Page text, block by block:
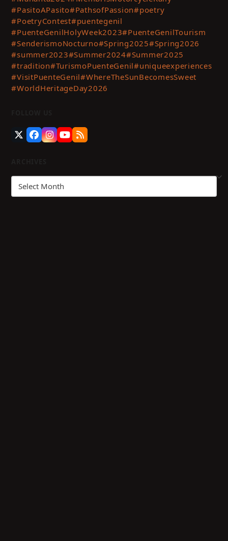
#PasitoAPasito#PathsofPassion#poetry
#PoetryContest#puentegenil
#PuenteGenilHolyWeek2023#PuenteGenilTourism
#SenderismoNocturno#Spring2025#Spring2026
#summer2023#Summer2024#Summer2025
#tradition#TurismoPuenteGenil#uniqueexperiences
#VisitPuenteGenil#WhereTheSunBecomesSweet
#WorldHeritageDay2026
TwitterFacebook
Instagram
YouTube
RSS
Archives